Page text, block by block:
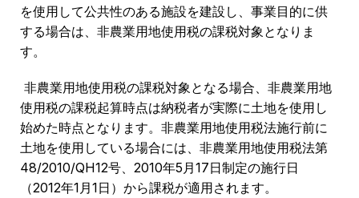
を使用して公共性のある施設を建設し、事業目的に供
する場合は、非農業用地使用税の課税対象となりま
す。
非農業用地使用税の課税対象となる場合、非農業用地
使用税の課税起算時点は納税者が実際に土地を使用し
始めた時点となります。非農業用地使用税法施行前に
土地を使用している場合には、非農業用地使用税法第
48/2010/QH12号、2010年5月17日制定の施行日
（2012年1月1日）から課税が適用されます。